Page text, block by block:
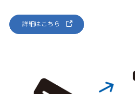
詳細はこちら